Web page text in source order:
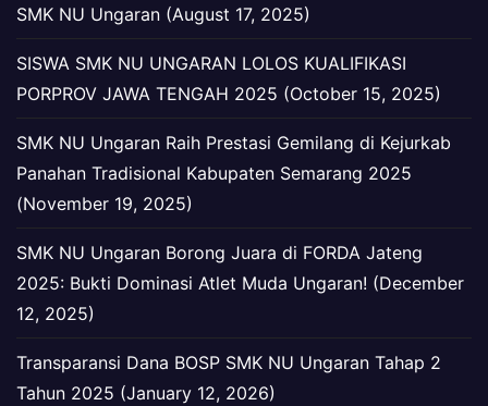
SMK NU Ungaran (August 17, 2025)
SISWA SMK NU UNGARAN LOLOS KUALIFIKASI
PORPROV JAWA TENGAH 2025 (October 15, 2025)
SMK NU Ungaran Raih Prestasi Gemilang di Kejurkab
Panahan Tradisional Kabupaten Semarang 2025
(November 19, 2025)
SMK NU Ungaran Borong Juara di FORDA Jateng
2025: Bukti Dominasi Atlet Muda Ungaran! (December
12, 2025)
Transparansi Dana BOSP SMK NU Ungaran Tahap 2
Tahun 2025 (January 12, 2026)